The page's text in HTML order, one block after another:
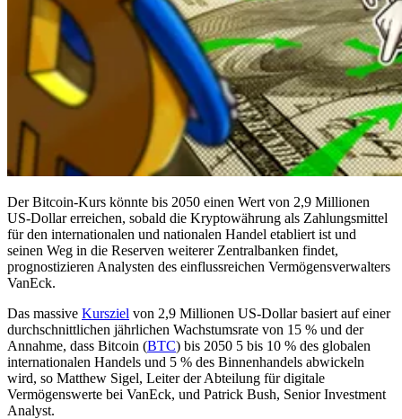
Der Bitcoin-Kurs könnte bis 2050 einen Wert von 2,9 Millionen
US-Dollar erreichen, sobald die Kryptowährung als Zahlungsmittel
für den internationalen und nationalen Handel etabliert ist und
seinen Weg in die Reserven weiterer Zentralbanken findet,
prognostizieren Analysten des einflussreichen Vermögensverwalters
VanEck.
Das massive Kursziel von 2,9 Millionen US-Dollar basiert auf einer
durchschnittlichen jährlichen Wachstumsrate von 15 % und der
Annahme, dass Bitcoin (BTC) bis 2050 5 bis 10 % des globalen
internationalen Handels und 5 % des Binnenhandels abwickeln
wird, so Matthew Sigel, Leiter der Abteilung für digitale
Vermögenswerte bei VanEck, und Patrick Bush, Senior Investment
Analyst.